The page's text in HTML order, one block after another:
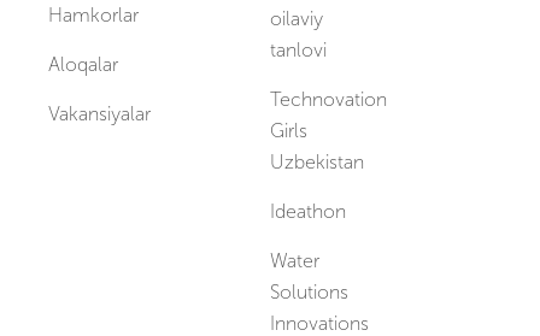
Hamkorlar
Aloqalar
Vakansiyalar
oilaviy
tanlovi
Technovation
Girls
Uzbekistan
Ideathon
Water
Solutions
Innovations